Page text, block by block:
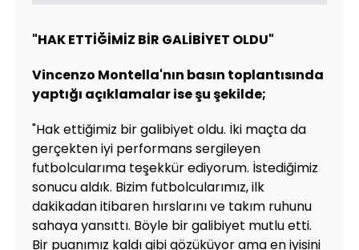
"HAK ETTİĞİMİZ BİR GALİBİYET OLDU"
Vincenzo Montella'nın basın toplantısında
yaptığı açıklamalar ise şu şekilde;
"Hak ettiğimiz bir galibiyet oldu. İki maçta da
gerçekten iyi performans sergileyen
futbolcularıma teşekkür ediyorum. İstediğimiz
sonucu aldık. Bizim futbolcularımız, ilk
dakikadan itibaren hırslarını ve takım ruhunu
sahaya yansıttı. Böyle bir galibiyet mutlu etti.
Bir puanımız kaldı gibi gözüküyor ama en iyisini